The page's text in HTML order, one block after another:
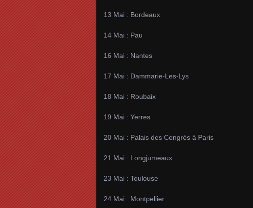
13 Mai : Bordeaux
14 Mai : Pau
16 Mai : Nantes
17 Mai : Dammarie-Les-Lys
18 Mai : Roubaix
19 Mai : Yerres
20 Mai : Palais des Congrès à Paris
21 Mai : Longjumeaux
23 Mai : Toulouse
24 Mai : Montpellier